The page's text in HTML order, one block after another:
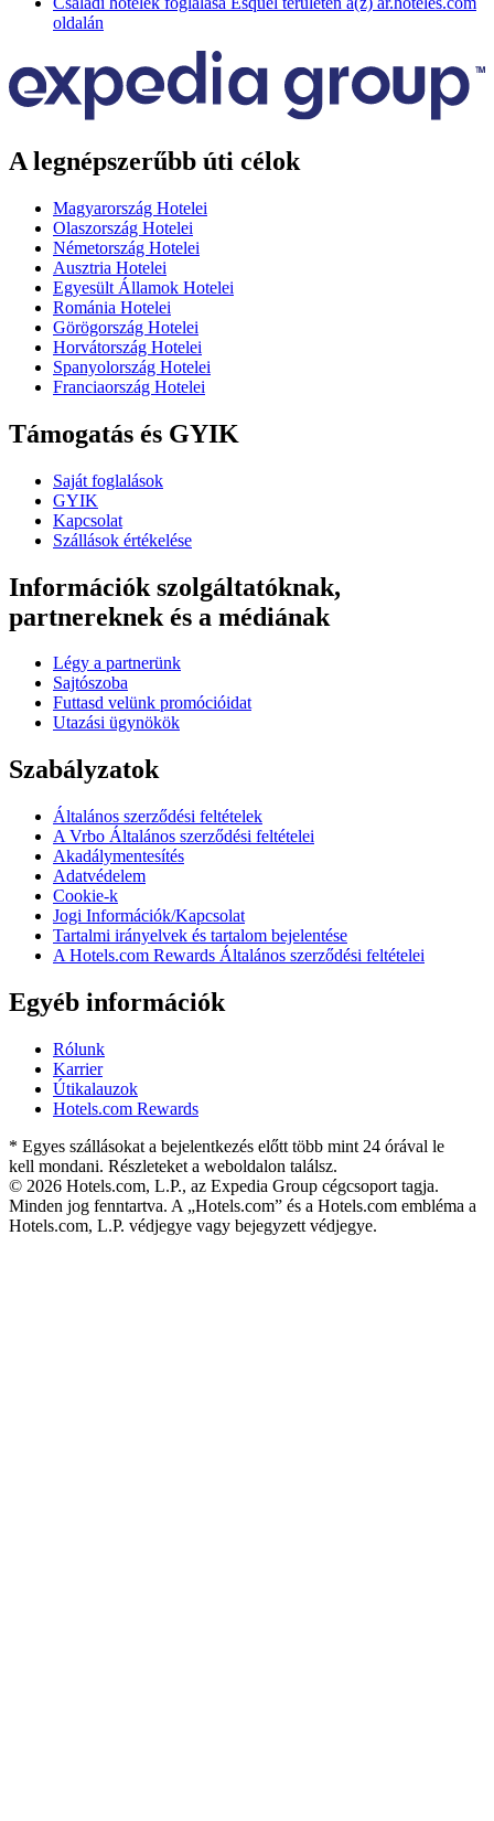
oldalán
A legnépszerűbb úti célok
Magyarország Hotelei
Olaszország Hotelei
Németország Hotelei
Ausztria Hotelei
Egyesült Államok Hotelei
Románia Hotelei
Görögország Hotelei
Horvátország Hotelei
Spanyolország Hotelei
Franciaország Hotelei
Támogatás és GYIK
Saját foglalások
GYIK
Kapcsolat
Szállások értékelése
Információk szolgáltatóknak,
partnereknek és a médiának
Légy a partnerünk
Sajtószoba
Futtasd velünk promócióidat
Utazási ügynökök
Szabályzatok
Általános szerződési feltételek
A Vrbo Általános szerződési feltételei
Akadálymentesítés
Adatvédelem
Cookie-k
Jogi Információk/Kapcsolat
Tartalmi irányelvek és tartalom bejelentése
A Hotels.com Rewards Általános szerződési feltételei
Egyéb információk
Rólunk
Karrier
Útikalauzok
Hotels.com Rewards
* Egyes szállásokat a bejelentkezés előtt több mint 24 órával le
kell mondani. Részleteket a weboldalon találsz.
© 2026 Hotels.com, L.P., az Expedia Group cégcsoport tagja.
Minden jog fenntartva. A „Hotels.com” és a Hotels.com embléma a
Hotels.com, L.P. védjegye vagy bejegyzett védjegye.